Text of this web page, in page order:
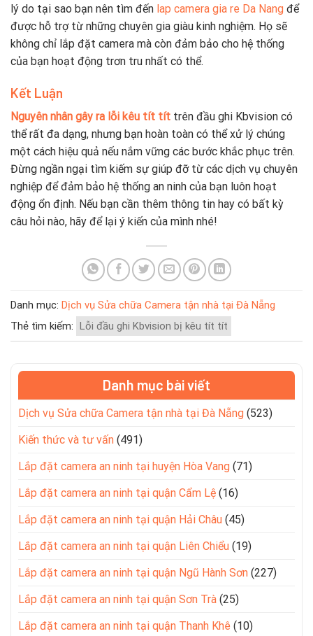
lý do tại sao bạn nên tìm đến lap camera gia re Da Nang để
được hỗ trợ từ những chuyên gia giàu kinh nghiệm. Họ sẽ
không chỉ lắp đặt camera mà còn đảm bảo cho hệ thống
của bạn hoạt động trơn tru nhất có thể.
Kết Luận
Nguyên nhân gây ra lỗi kêu tít tít trên đầu ghi Kbvision có
thể rất đa dạng, nhưng bạn hoàn toàn có thể xử lý chúng
một cách hiệu quả nếu nắm vững các bước khắc phục trên.
Đừng ngần ngại tìm kiếm sự giúp đỡ từ các dịch vụ chuyên
nghiệp để đảm bảo hệ thống an ninh của bạn luôn hoạt
động ổn định. Nếu bạn cần thêm thông tin hay có bất kỳ
câu hỏi nào, hãy để lại ý kiến của mình nhé!
Danh mục: Dịch vụ Sửa chữa Camera tận nhà tại Đà Nẵng
Thẻ tìm kiếm: Lỗi đầu ghi Kbvision bị kêu tít tít
Danh mục bài viết
Dịch vụ Sửa chữa Camera tận nhà tại Đà Nẵng (523)
Kiến thức và tư vấn (491)
Lắp đặt camera an ninh tại huyện Hòa Vang (71)
Lắp đặt camera an ninh tại quận Cẩm Lệ (16)
Lắp đặt camera an ninh tại quận Hải Châu (45)
Lắp đặt camera an ninh tại quận Liên Chiểu (19)
Lắp đặt camera an ninh tại quận Ngũ Hành Sơn (227)
Lắp đặt camera an ninh tại quận Sơn Trà (25)
Lắp đặt camera an ninh tại quận Thanh Khê (10)